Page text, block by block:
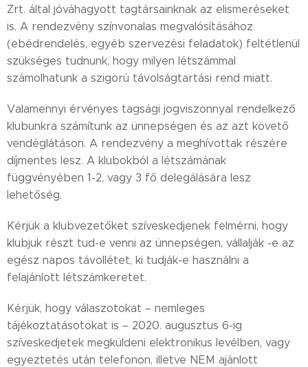
Zrt. által jóváhagyott tagtársainknak az elismeréseket
is. A rendezvény színvonalas megvalósításához
(ebédrendelés, egyéb szervezési feladatok) feltétlenül
szükséges tudnunk, hogy milyen létszámmal
számolhatunk a szigorú távolságtartási rend miatt.
Valamennyi érvényes tagsági jogviszonnyal rendelkező
klubunkra számítunk az ünnepségen és az azt követő
vendéglátáson. A rendezvény a meghívottak részére
díjmentes lesz. A klubokból a létszámának
függvényében 1-2, vagy 3 fő delegálására lesz
lehetőség.
Kérjük a klubvezetőket szíveskedjenek felmérni, hogy
klubjuk részt tud-e venni az ünnepségen, vállalják -e az
egész napos távollétet, ki tudják-e használni a
felajánlott létszámkeretet.
Kérjük, hogy válaszotokat – nemleges
tájékoztatásotokat is – 2020. augusztus 6-ig
szíveskedjetek megküldeni elektronikus levélben, vagy
egyeztetés után telefonon, illetve NEM ajánlott